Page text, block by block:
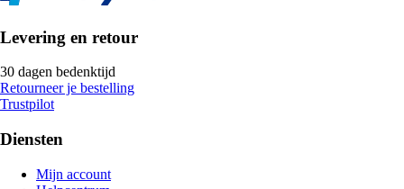
Levering en retour
30 dagen bedenktijd
Retourneer je bestelling
Trustpilot
Diensten
Mijn account